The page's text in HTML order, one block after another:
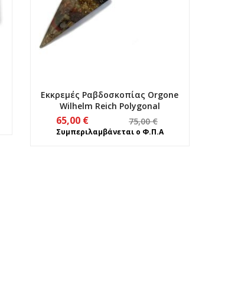
Εκκρεμές Ραβδοσκοπίας Οrgone
Wilhelm Reich Polygonal
75,00€
price
65,00 €
τρέχουσα
Συμπεριλαμβάνεται ο Φ.Π.Α